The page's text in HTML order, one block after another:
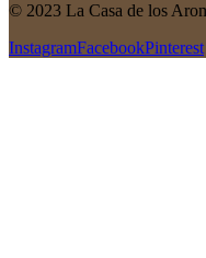
© 2023 La Casa de los
InstagramFacebookPinterest